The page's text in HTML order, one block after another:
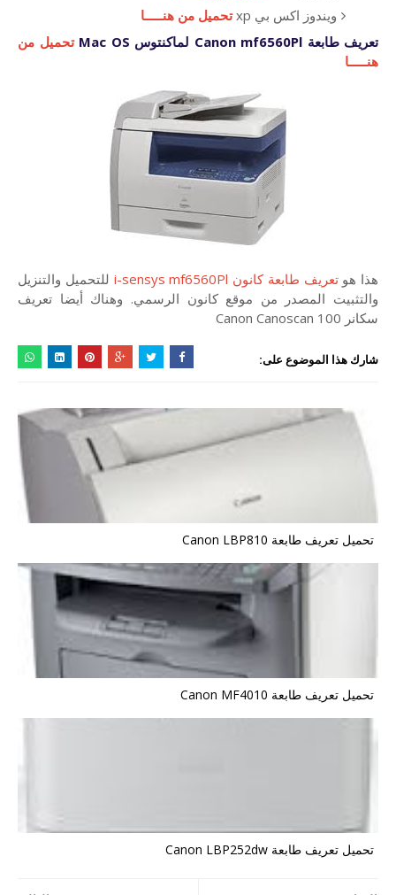
ويندوز اكس بي xp
تحميل من هنـــــا
تعريف طابعة Canon mf6560Pl لماكنتوس Mac OS
تحميل من
هنـــــا
هذا هوتعريف طابعة كانون i-sensys mf6560Pl
للتحميل والتنزيل
والتثبيت المصدر من موقع كانون الرسمي. وهناك أيضا تعريف
سكانر Canon Canoscan 100
شارك هذا الموضوع على:
تحميل تعريف طابعة Canon LBP810
تحميل تعريف طابعة Canon MF4010
تحميل تعريف طابعة Canon LBP252dw